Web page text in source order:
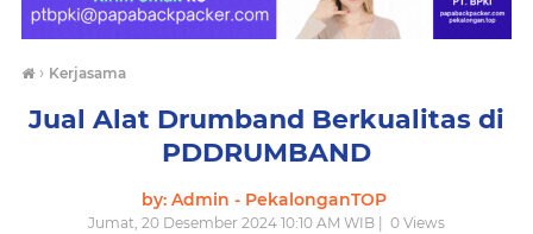
› Kerjasama
Jual Alat Drumband Berkualitas di
PDDRUMBAND
by: Admin - PekalonganTOP
Jumat, 20 Desember 2024 10:10 AM WIB | 0 Views